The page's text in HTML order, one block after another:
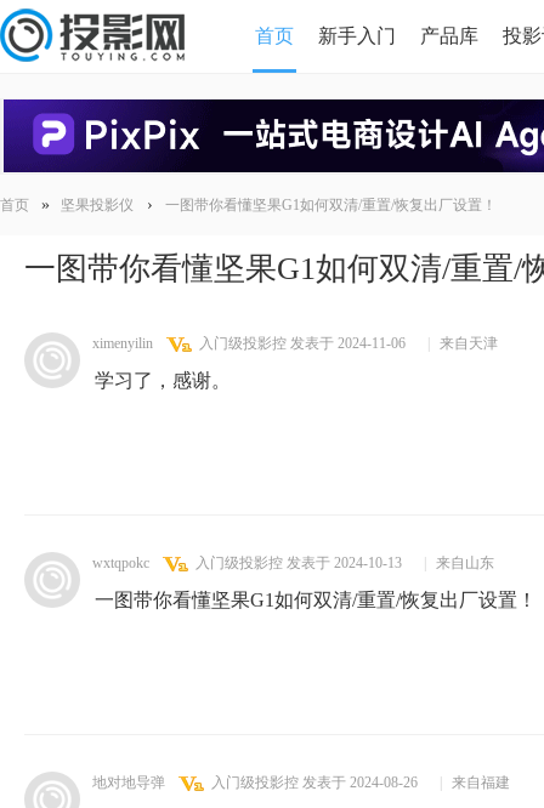
首页 新手入门 产品库 投
HDMI版本对比
首页 » 坚果投影仪 › 一图带你看懂坚果G1如何双清/重置/恢复出厂设置！
一图带你看懂坚果G1如何双清/重置/
ximenyilin 入门级投影控 发表于 2024-11-06 来自天津
学习了，感谢。
wxtqpokc 入门级投影控 发表于 2024-10-13 来自山东
一图带你看懂坚果G1如何双清/重置/恢复出厂设置！
地对地导弹 入门级投影控 发表于 2024-08-26 来自福建